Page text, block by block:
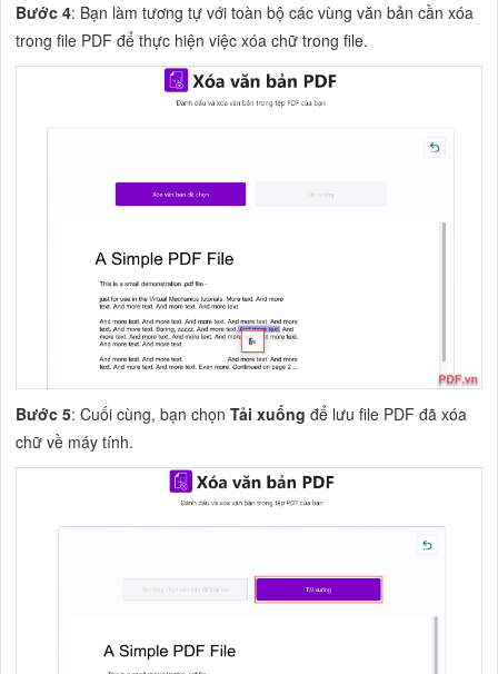
Bước 4: Bạn làm tương tự với toàn bộ các vùng văn bản cần xóa
trong file PDF để thực hiện việc xóa chữ trong file.
Bước 5: Cuối cùng, bạn chọnTải xuống để lưu file PDF đã xóa
chữ về máy tính.